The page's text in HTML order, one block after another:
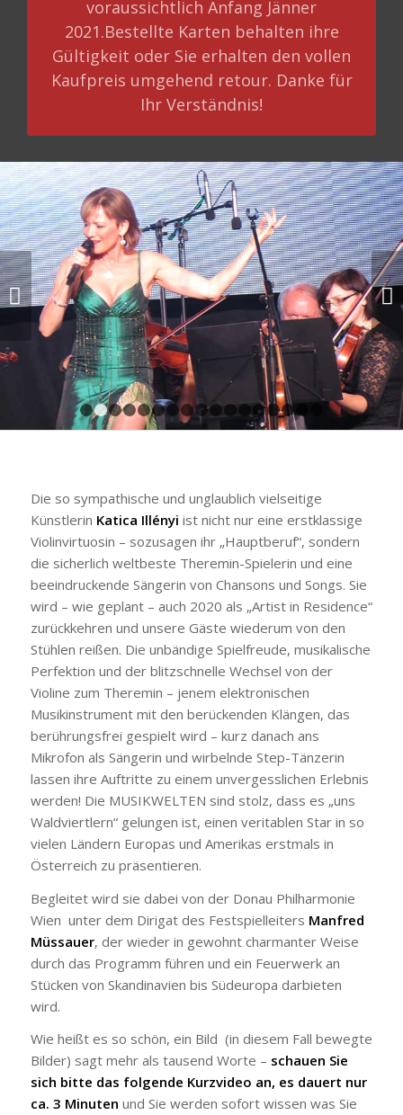
voraussichtlich Anfang Jänner
2021.Bestellte Karten behalten ihre
Gültigkeit oder Sie erhalten den vollen
Kaufpreis umgehend retour. Danke für
Ihr Verständnis!
Next
1 2 3 4 5 6 7 8 9 12 1314 15
Die so sympathische und unglaublich vielseitige
Künstlerin Katica Illényi ist nicht nur eine erstklassige
Violinvirtuosin – sozusagen ihr „Hauptberuf“, sondern
die sicherlich weltbeste Theremin-Spielerin und eine
beeindruckende Sängerin von Chansons und Songs. Sie
wird – wie geplant – auch 2020 als „Artist in Residence“
zurückkehren und unsere Gäste wiederum von den
Stühlen reißen. Die unbändige Spielfreude, musikalische
Perfektion und der blitzschnelle Wechsel von der
Violine zum Theremin – jenem elektronischen
Musikinstrument mit den berückenden Klängen, das
berührungsfrei gespielt wird – kurz danach ans
Mikrofon als Sängerin und wirbelnde Step-Tänzerin
lassen ihre Auftritte zu einem unvergesslichen Erlebnis
werden! Die MUSIKWELTEN sind stolz, dass es „uns
Waldviertlern“ gelungen ist, einen veritablen Star in so
vielen Ländern Europas und Amerikas erstmals in
Österreich zu präsentieren.
Begleitet wird sie dabei von der Donau Philharmonie
Wien unter dem Dirigat des Festspielleiters Manfred
Müssauer, der wieder in gewohnt charmanter Weise
durch das Programm führen und ein Feuerwerk an
Stücken von Skandinavien bis Südeuropa darbieten
wird.
Wie heißt es so schön, ein Bild (in diesem Fall bewegte
Bilder) sagt mehr als tausend Worte – schauen Sie
sich bitte das folgende Kurzvideo an, es dauert nur
ca. 3 Minuten und Sie werden sofort wissen was Sie